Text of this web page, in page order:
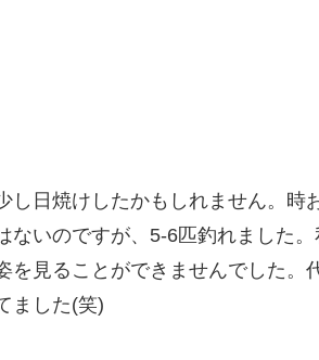
し日焼けしたかもしれません。時
ないのですが、5-6匹釣れました
を見ることができませんでした。
ました(笑)